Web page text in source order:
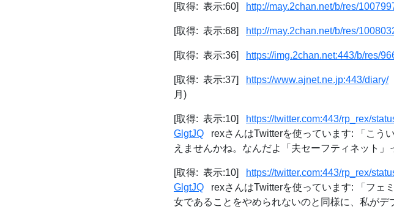
[取得: 表示:60] http://may.2chan.net/b/res/
[取得: 表示:68] http://may.2chan.net/b/res/
[取得: 表示:36] https://img.2chan.net:443/b/res/
[取得: 表示:37] https://www.ajnet.ne.jp:443/diary/
月)
[取得: 表示:10]
https://twitter.com:443/rp_rex/
GlgtJQ rexさんはTwitterを使っています: 「こう
えませんかね。なんだよ「夫セーフティネット」
[取得: 表示:10]
https://twitter.com:443/rp_rex/
GlgtJQ rexさんはTwitterを使っています: 「フェ
女であることをやめられないのと同様に、私がデ